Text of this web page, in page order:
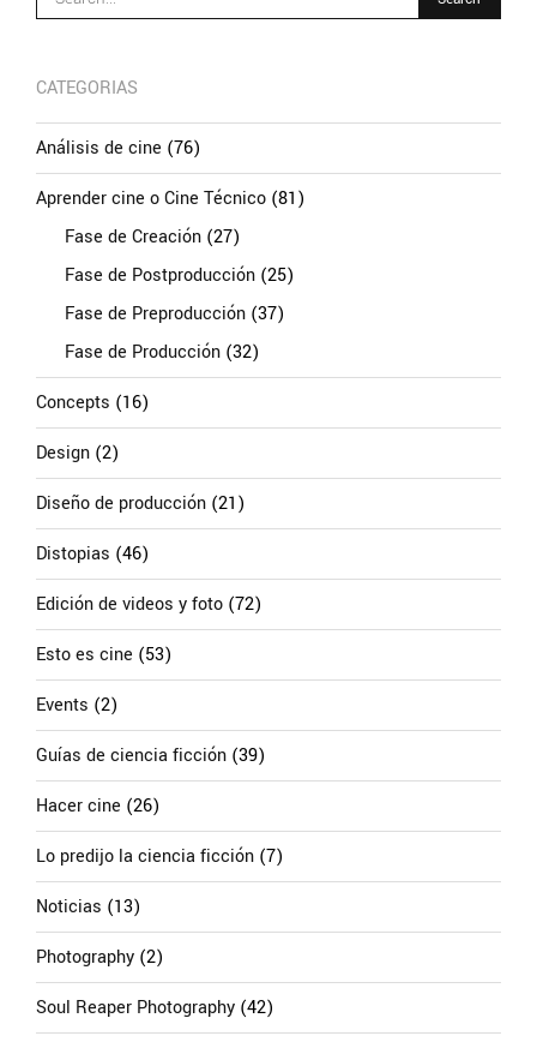
CATEGORIAS
Análisis de cine (76)
Aprender cine o Cine Técnico (81)
Fase de Creación (27)
Fase de Postproducción (25)
Fase de Preproducción (37)
Fase de Producción (32)
Concepts (16)
Design (2)
Diseño de producción (21)
Distopias (46)
Edición de videos y foto (72)
Esto es cine (53)
Events (2)
Guías de ciencia ficción (39)
Hacer cine (26)
Lo predijo la ciencia ficción (7)
Noticias (13)
Photography (2)
Soul Reaper Photography (42)